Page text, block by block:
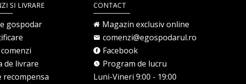
SI LIVRARE
gospodar
de livrare
recompensa
CONTACT
Magazin exclusiv online
comenzi@egospodarul.ro
Facebook
Program de lucru
Luni-Vineri 9:00 - 19:00